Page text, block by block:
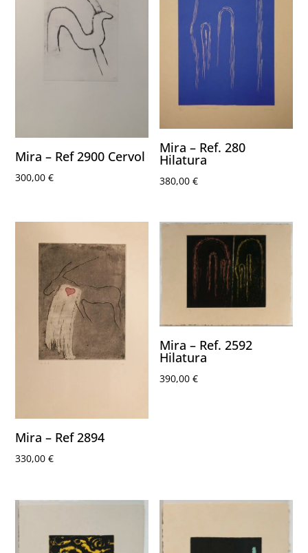
Mira – Ref 2900 Cervol
300,00€
Mira – Ref. 280
Hilatura
380,00€
Mira – Ref 2894
330,00€
Mira – Ref. 2592
Hilatura
390,00€